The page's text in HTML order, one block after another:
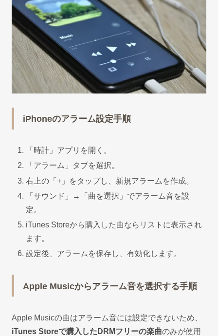
iPhoneのアラーム設定手順
「時計」アプリを開く。
「アラーム」タブを選択。
右上の「+」をタップし、新規アラームを作成。
「サウンド」→「曲を選択」でアラーム音を設
定。
iTunes Storeから購入した曲ならリストに表示され
ます。
設定後、アラームを保存し、有効化します。
Apple Musicからアラーム音を選択する手順
Apple Musicの曲はアラーム音には設定できないため、
iTunes Storeで購入したDRMフリーの楽曲のみが使用